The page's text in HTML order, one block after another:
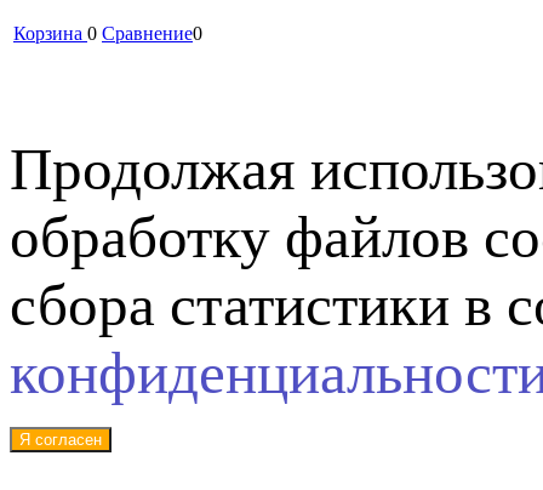
Корзина 0 Сравнение0
Продолжая
обработку файлов
сбора статистики в
Я согласен